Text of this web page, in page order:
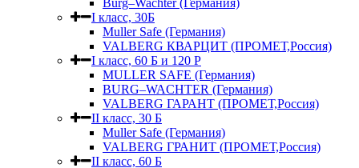
Burg–Wachter (Германия)
I класс, 30Б
Muller Safe (Германия)
VALBERG КВАРЦИТ (ПРОМЕТ,Россия)
I класс, 60 Б и 120 Р
MULLER SAFE (Германия)
BURG–WACHTER (Германия)
VALBERG ГАРАНТ (ПРОМЕТ,Россия)
II класс, 30 Б
Muller Safe (Германия)
VALBERG ГРАНИТ (ПРОМЕТ,Россия)
II класс, 60 Б